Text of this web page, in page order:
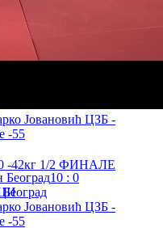
1:0 -52кг 1. КРУГ
-42кг 1/2 ФИНАЛЕ
10 : 0